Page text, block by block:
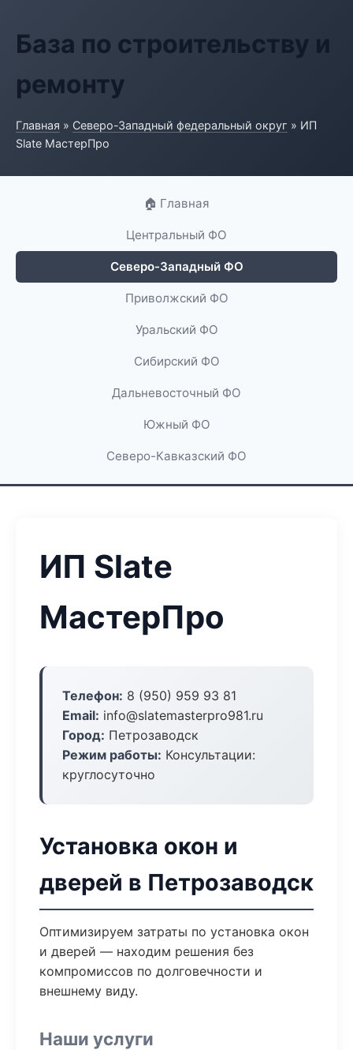
База по строительству и
ремонту
Главная » Северо-Западный федеральный округ » ИП
Slate МастерПро
🏠 Главная
Центральный ФО
Северо-Западный ФО
Приволжский ФО
Уральский ФО
Сибирский ФО
Дальневосточный ФО
Южный ФО
Северо-Кавказский ФО
ИП Slate
МастерПро
Телефон: 8 (950) 959 93 81
Email: info@slatemasterpro981.ru
Город: Петрозаводск
Режим работы: Консультации:
круглосуточно
Установка окон и
дверей в Петрозаводск
Оптимизируем затраты по установка окон
и дверей — находим решения без
компромиссов по долговечности и
внешнему виду.
Наши услуги